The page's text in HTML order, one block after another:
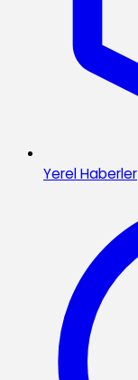
Yerel Haberler